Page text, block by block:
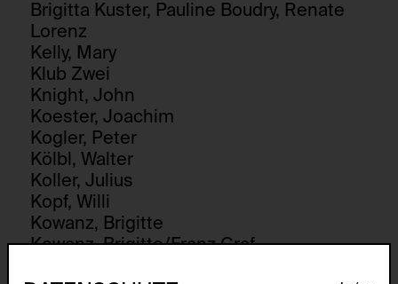
Brigitta Kuster, Pauline Boudry, Renate
Lorenz
Kelly, Mary
Klub Zwei
Knight, John
Koester, Joachim
Kogler, Peter
Kölbl, Walter
Koller, Julius
Kopf, Willi
Kowanz, Brigitte
Kowanz, Brigitte/Franz Graf